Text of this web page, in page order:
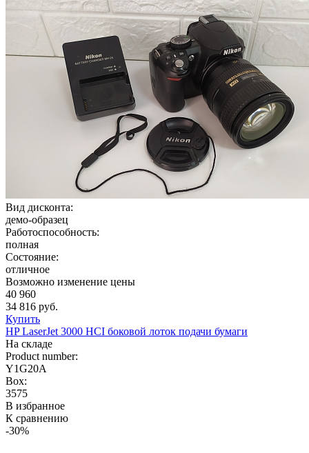
Вид дисконта:
демо-образец
Работоспособность:
полная
Состояние:
отличное
Возможно изменение цены
40 960
34 816 руб.
Купить
HP LaserJet 3000 HCI боковой лоток подачи бумаги
На складе
Product number:
Y1G20A
Box:
3575
В избранное
К сравнению
-30%